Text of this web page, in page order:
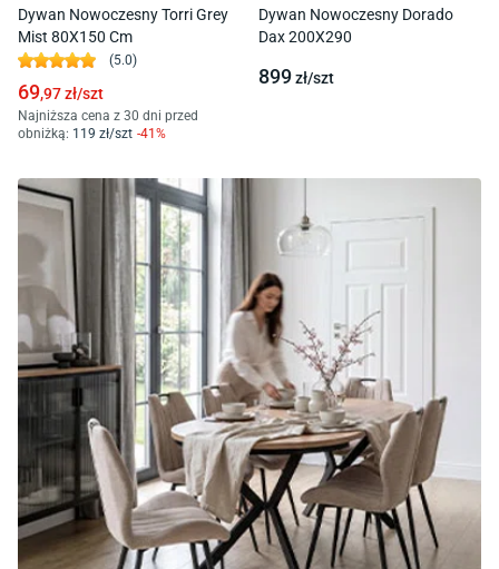
Dywan Nowoczesny Torri Grey
Mist 80X150 Cm
(5.0)
69,97zł/szt
Najniższa cena z 30 dni przed
obniżką: 119 zł/szt -41 %
Dywan Nowoczesny Dorado
Dax 200X290
899zł/szt